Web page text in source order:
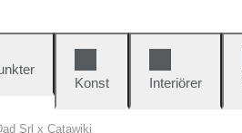
Konst
Interiörer
Srl x Catawiki